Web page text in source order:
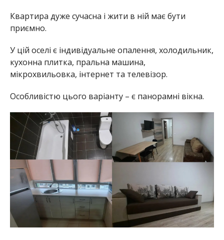
Квартира дуже сучасна і жити в ній має бути
приємно.
У цій оселі є індивідуальне опалення, холодильник,
кухонна плитка, пральна машина,
мікрохвильовка, інтернет та телевізор.
Особливістю цього варіанту – є панорамні вікна.